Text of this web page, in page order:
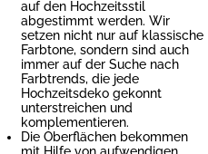
auf den Hochzeitsstil
abgestimmt werden. Wir
setzen nicht nur auf klassische
Farbtone, sondern sind auch
immer auf der Suche nach
Farbtrends, die jede
Hochzeitsdeko gekonnt
unterstreichen und
komplementieren.
Die Oberflächen bekommen